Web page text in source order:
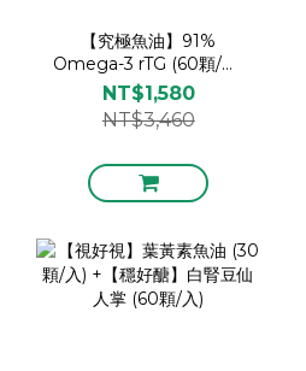
【究極魚油】91%
Omega-3 rTG (60顆/入)
+【穩好醣】白腎豆仙人掌
(60顆/入)
NT$1,580
NT$3,460